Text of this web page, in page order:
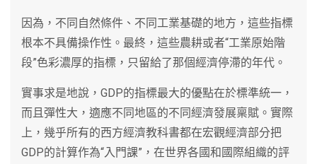
因為，不同自然條件、不同工業基礎的地方，這些指標
根本不具備操作性。最終，這些農耕或者“工業原始階
段”色彩濃厚的指標，只留給了那個經濟停滯的年代。
實事求是地說，GDP的指標最大的優點在於標準統一，
而且彈性大，適應不同地區的不同經濟發展稟賦。實際
上，幾乎所有的西方經濟教科書都在宏觀經濟部分把
GDP的計算作為“入門課”，在世界各國和國際組織的評